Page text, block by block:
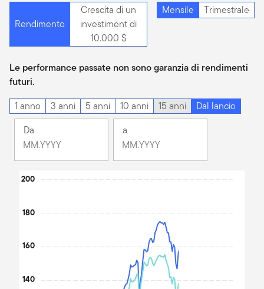
Rendimento
Crescita di un
investiment di
10.000 $
Mensile Trimestrale
Le performance passate non sono garanzia di rendimenti
futuri.
1 anno
3 anni 5 anni 10 anni 15 anni
Dal lancio
Da
Cambiamento
selezionato
2013
a
selezionato
Chart
The chart has 1 X axis displaying Time. Data ranges from
The chart has 1 Y axis displaying values. Data ranges from 100
140
160
180
200